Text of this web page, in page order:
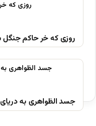
روزی که خر حاکم
جسد الظواهرى به